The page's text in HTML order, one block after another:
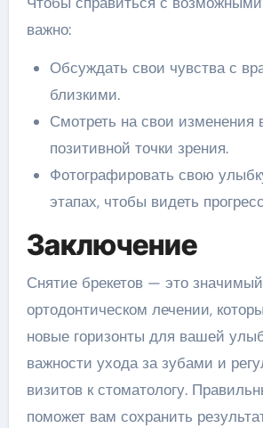
важно:
Обсуждать свои чувства с
близкими.
Смотреть на свои изменения
позитивной точки зрения.
Фотографировать свою
этапах, чтобы видеть
Заключение
Снятие брекетов — это
ортодонтическом лечении,
новые горизонты для вашей
важности ухода за зубами и
визитов к стоматологу.
поможет вам сохранить